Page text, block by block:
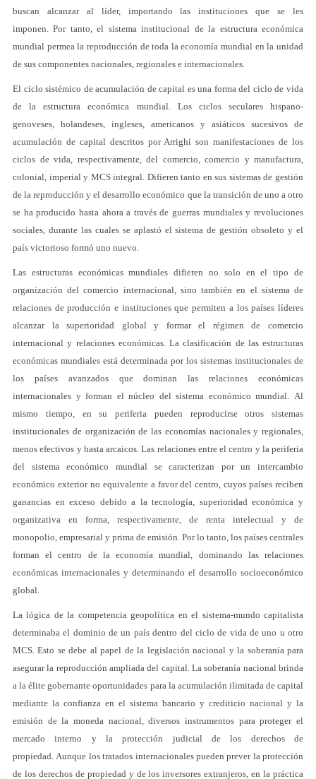
buscan alcanzar al líder, importando las instituciones que se les
imponen. Por tanto, el sistema institucional de la estructura económica
mundial permea la reproducción de toda la economía mundial en la unidad
de sus componentes nacionales, regionales e internacionales.
El ciclo sistémico de acumulación de capital es una forma del ciclo de vida
de la estructura económica mundial. Los ciclos seculares hispano-
genoveses, holandeses, ingleses, americanos y asiáticos sucesivos de
acumulación de capital descritos por Arrighi son manifestaciones de los
ciclos de vida, respectivamente, del comercio, comercio y manufactura,
colonial, imperial y MCS integral. Difieren tanto en sus sistemas de gestión
de la reproducción y el desarrollo económico que la transición de uno a otro
se ha producido hasta ahora a través de guerras mundiales y revoluciones
sociales, durante las cuales se aplastó el sistema de gestión obsoleto y el
país victorioso formó uno nuevo.
Las estructuras económicas mundiales difieren no solo en el tipo de
organización del comercio internacional, sino también en el sistema de
relaciones de producción e instituciones que permiten a los países líderes
alcanzar la superioridad global y formar el régimen de comercio
internacional y relaciones económicas. La clasificación de las estructuras
económicas mundiales está determinada por los sistemas institucionales de
los países avanzados que dominan las relaciones económicas
internacionales y forman el núcleo del sistema económico mundial. Al
mismo tiempo, en su periferia pueden reproducirse otros sistemas
institucionales de organización de las economías nacionales y regionales,
menos efectivos y hasta arcaicos. Las relaciones entre el centro y la periferia
del sistema económico mundial se caracterizan por un intercambio
económico exterior no equivalente a favor del centro, cuyos países reciben
ganancias en exceso debido a la tecnología, superioridad económica y
organizativa en forma, respectivamente, de renta intelectual y de
monopolio, empresarial y prima de emisión. Por lo tanto, los países centrales
forman el centro de la economía mundial, dominando las relaciones
económicas internacionales y determinando el desarrollo socioeconómico
global.
La lógica de la competencia geopolítica en el sistema-mundo capitalista
determinaba el dominio de un país dentro del ciclo de vida de uno u otro
MCS. Esto se debe al papel de la legislación nacional y la soberanía para
asegurar la reproducción ampliada del capital. La soberanía nacional brinda
a la élite gobernante oportunidades para la acumulación ilimitada de capital
mediante la confianza en el sistema bancario y crediticio nacional y la
emisión de la moneda nacional, diversos instrumentos para proteger el
mercado interno y la protección judicial de los derechos de
propiedad. Aunque los tratados internacionales pueden prever la protección
de los derechos de propiedad y de los inversores extranjeros, en la práctica